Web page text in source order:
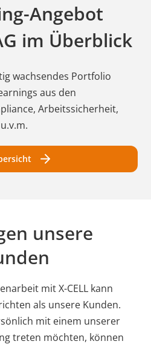
Angebot
im Überblick
wachsendes Portfolio
aus den
Arbeitssicherheit,
unsere
mit X-CELL kann
als unsere Kunden.
mit einem unserer
treten möchten, können